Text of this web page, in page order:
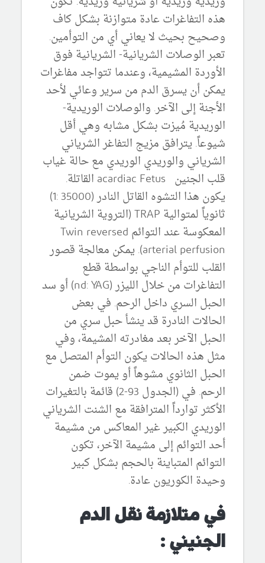
هذه التفاغرات عادة متوازنة بشكل كاف
وصحيح بحيث لا يعاني أي من التوأمين.
تعبر الوصلات الشريانية- الشريانية فوق
الأوردة المشيمية، وعندما تتواجد مفاغرات
يمكن أن يسرق الدم من سرير وعائي لأحد
الأجنة إلى الآخر. والوصلات الوريدية-
الوريدية مُيزت بشكل مشابه وهي أقل
شيوعاً. يترافق مزيج التفاغر الشرياني
الشرياني والوريدي الوريدي مع حالة غياب
قلب الجنين acardiac Fetus القاتلة.
يكون هذا التشوه القاتل النادر (35000 :1)
ثانوياً لمتوالية TRAP (التروية الشريانية
المعكوسة عند التوائم Twin reversed
arterial perfusion). يمكن معالجة قصور
القلب للتوأم الناجي بواسطة قطع
التفاغرات من خلال الليزر (nd: YAG) أو سد
الحبل السري داخل الرحم. في بعض
الحالات النادرة قد ينشأ حبل سري من
الحبل الآخر بعد مغادرته المشيمة، وفي
مثل هذه الحالات يكون التوأم المتصل مع
الحبل الثانوي مشوهاً أو يموت ضمن
الرحم. في (الجدول 93-2) قائمة بالتغيرات
الأكثر توارداً المترافقة مع الشنت الشرياني
الوريدي الكبير غير المعاكس من مشيمة
أحد التوائم إلى مشيمة الآخر، تكون
التوائم المتباينة بالحجم بشكل كبير
وحيدة الكوريون عادة.
في متلازمة نقل الدم
الجنيني :